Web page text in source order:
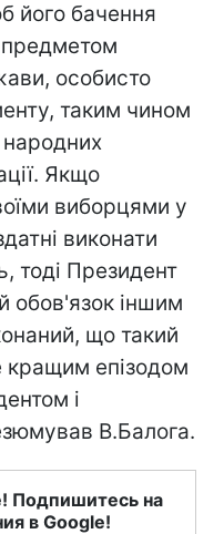
його бачення
предметом
особисто
таким чином
Якщо
виборцями у
виконати
тоді Президент
обов'язок іншим
що такий
кращим епізодом
і
В.Балога.
Подпишитесь на
в Google!